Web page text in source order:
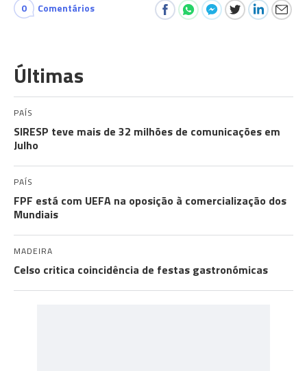
0 Comentários
Últimas
PAÍS
SIRESP teve mais de 32 milhões de comunicações em
Julho
PAÍS
FPF está com UEFA na oposição à comercialização dos
Mundiais
MADEIRA
Celso critica coincidência de festas gastronómicas